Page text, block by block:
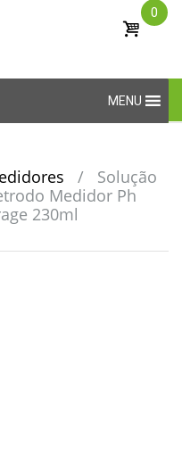
0
MENU
/
Solução
Medidor Ph
230ml